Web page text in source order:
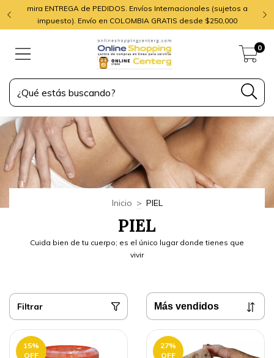
mira ENTREGA de PEDIDOS. Envíos Internacionales (sujetos a
impuesto). Envío en COLOMBIA GRATIS desde $250,000
0
Inicio > PIEL
PIEL
Cuida bien de tu cuerpo; es el único lugar donde tienes que
vivir
Filtrar
15%
OFF
27%
OFF